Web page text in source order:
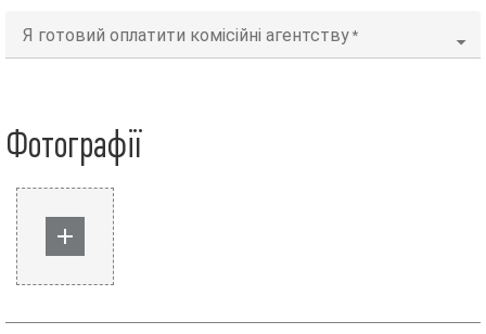
Я готовий оплатити комісійні агентству
Фотографії